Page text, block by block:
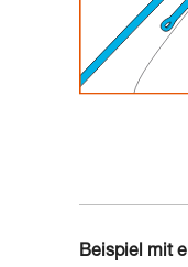
Beispiel mit